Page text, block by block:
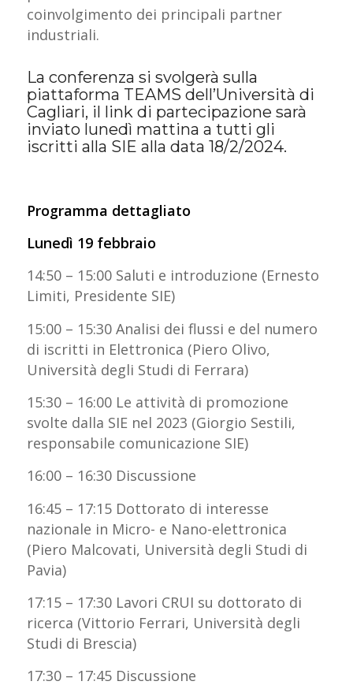
coinvolgimento dei principali partner
industriali.
La conferenza si svolgerà sulla
piattaforma TEAMS dell’Università di
Cagliari, il link di partecipazione sarà
inviato lunedì mattina a tutti gli
iscritti alla SIE alla data 18/2/2024.
Programma dettagliato
Lunedì 19 febbraio
14:50 – 15:00 Saluti e introduzione (Ernesto
Limiti, Presidente SIE)
15:00 – 15:30 Analisi dei flussi e del numero
di iscritti in Elettronica (Piero Olivo,
Università degli Studi di Ferrara)
15:30 – 16:00 Le attività di promozione
svolte dalla SIE nel 2023 (Giorgio Sestili,
responsabile comunicazione SIE)
16:00 – 16:30 Discussione
16:45 – 17:15 Dottorato di interesse
nazionale in Micro- e Nano-elettronica
(Piero Malcovati, Università degli Studi di
Pavia)
17:15 – 17:30 Lavori CRUI su dottorato di
ricerca (Vittorio Ferrari, Università degli
Studi di Brescia)
17:30 – 17:45 Discussione